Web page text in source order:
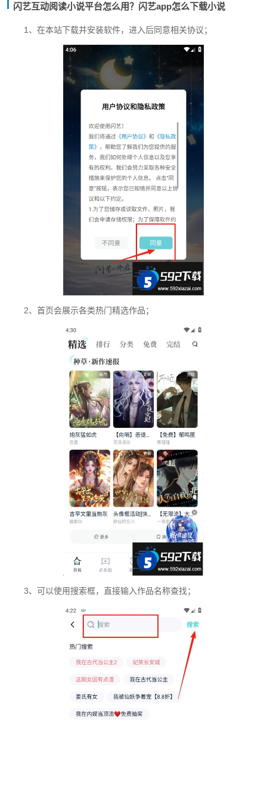
闪艺互动阅读小说平台怎么用？闪艺app怎么下载小说
1、在本站下载并安装软件，进入后同意相关协议；
2、首页会展示各类热门精选作品；
3、可以使用搜索框，直接输入作品名称查找；